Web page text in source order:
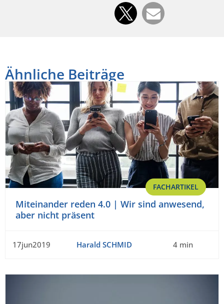
Ähnliche Beiträge
FACHARTIKEL
Miteinander reden 4.0 | Wir sind anwesend,
aber nicht präsent
17jun2019 Harald SCHMID 4 min